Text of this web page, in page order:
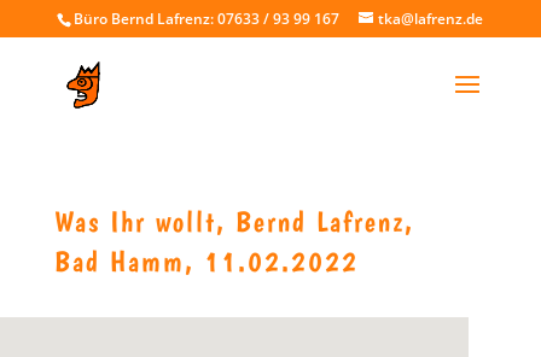
Büro Bernd Lafrenz: 07633 / 93 99 167 tka@lafrenz.de
Was Ihr wollt, Bernd Lafrenz,
Bad Hamm, 11.02.2022